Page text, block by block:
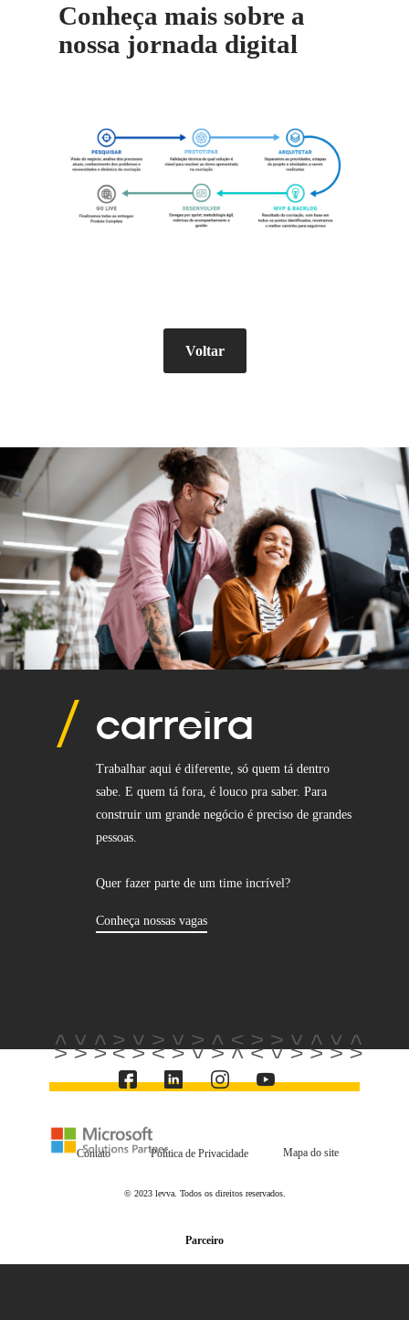
Conheça mais sobre a
nossa jornada digital
Voltar
carreira
Trabalhar aqui é diferente, só quem tá dentro
sabe. E quem tá fora, é louco pra saber. Para
construir um grande negócio é preciso de grandes
pessoas.
Quer fazer parte de um time incrível?
Conheça nossas vagas
Parceiro
Contato Política de Privacidade Mapa do site
© 2023 levva. Todos os direitos reservados.